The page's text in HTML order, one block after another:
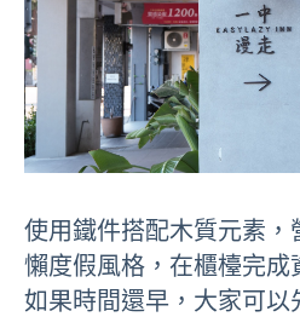
使用鐵件搭配木質元素，
懶度假風格，在櫃檯完成
如果時間還早，大家可以